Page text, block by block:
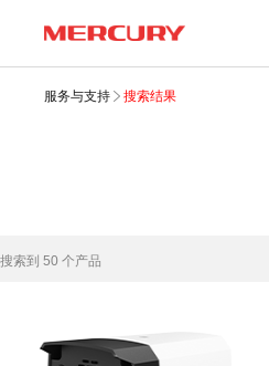
服务与支持 搜索结果
搜索到 50 个产品